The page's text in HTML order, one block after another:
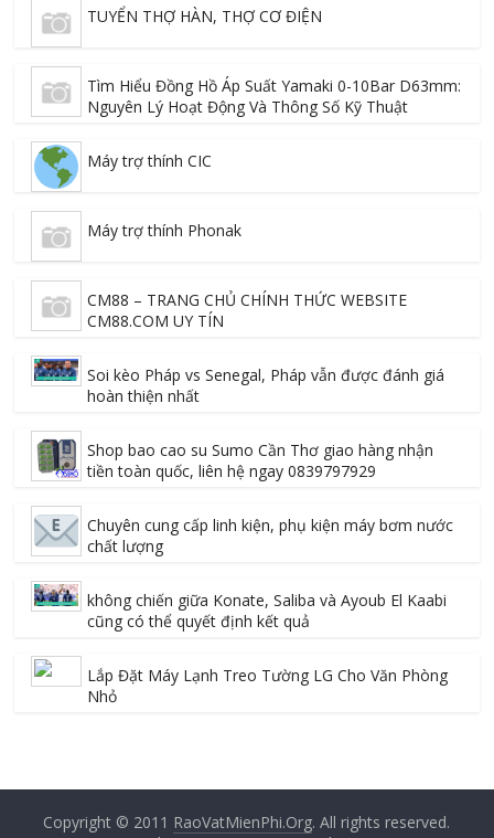
TUYỂN THỢ HÀN, THỢ CƠ ĐIỆN
Tìm Hiểu Đồng Hồ Áp Suất Yamaki 0-10Bar D63mm:
Nguyên Lý Hoạt Động Và Thông Số Kỹ Thuật
Máy trợ thính CIC
Máy trợ thính Phonak
CM88 – TRANG CHỦ CHÍNH THỨC WEBSITE
CM88.COM UY TÍN
Soi kèo Pháp vs Senegal, Pháp vẫn được đánh giá
hoàn thiện nhất
Shop bao cao su Sumo Cần Thơ giao hàng nhận
tiền toàn quốc, liên hệ ngay 0839797929
Chuyên cung cấp linh kiện, phụ kiện máy bơm nước
chất lượng
không chiến giữa Konate, Saliba và Ayoub El Kaabi
cũng có thể quyết định kết quả
Lắp Đặt Máy Lạnh Treo Tường LG Cho Văn Phòng
Nhỏ
Copyright © 2011 RaoVatMienPhi.Org. All rights reserved.